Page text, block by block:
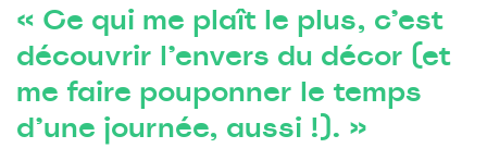
« Ce qui me plaît le plus, c’est
découvrir l’envers du décor (et
me faire pouponner le temps
d’une journée, aussi !). »